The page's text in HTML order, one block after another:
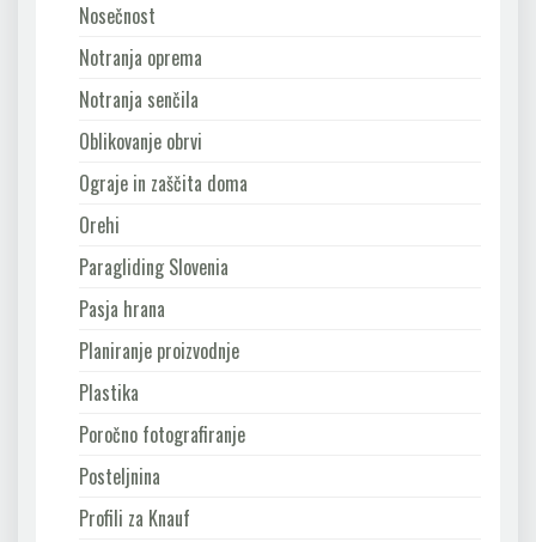
Nosečnost
Notranja oprema
Notranja senčila
Oblikovanje obrvi
Ograje in zaščita doma
Orehi
Paragliding Slovenia
Pasja hrana
Planiranje proizvodnje
Plastika
Poročno fotografiranje
Posteljnina
Profili za Knauf